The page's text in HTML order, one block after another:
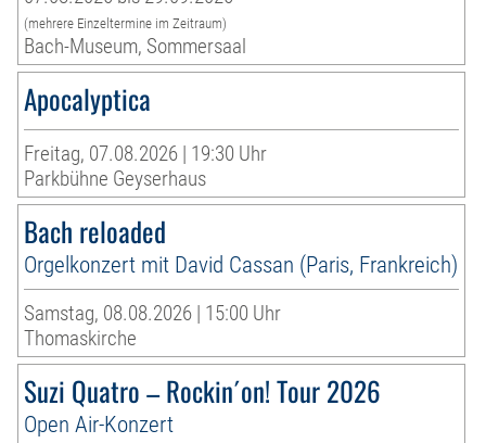
(mehrere Einzeltermine im Zeitraum)
Bach-Museum, Sommersaal
Apocalyptica
Freitag, 07.08.2026 | 19:30 Uhr
Parkbühne Geyserhaus
Bach reloaded
Orgelkonzert mit David Cassan (Paris, Frankreich)
Samstag, 08.08.2026 | 15:00 Uhr
Thomaskirche
Suzi Quatro – Rockin´on! Tour 2026
Open Air-Konzert